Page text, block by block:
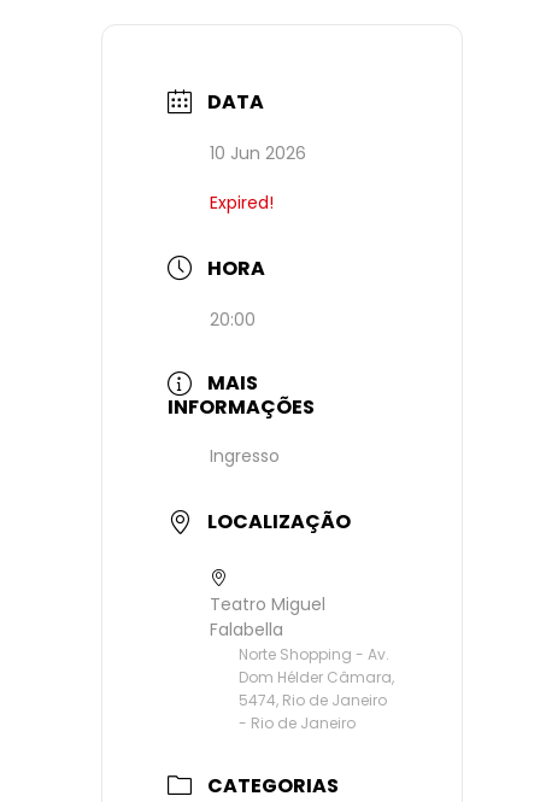
DATA
10 Jun 2026
Expired!
HORA
20:00
MAIS
INFORMAÇÕES
Ingresso
LOCALIZAÇÃO
Teatro Miguel
Falabella
Norte Shopping - Av.
Dom Hélder Câmara,
5474, Rio de Janeiro
- Rio de Janeiro
CATEGORIAS